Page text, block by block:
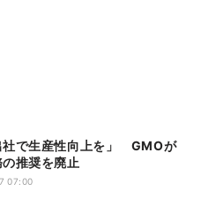
社で生産性向上を」 GMOが
推奨を廃止
07:00